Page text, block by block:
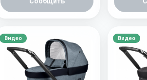
Видео Видео